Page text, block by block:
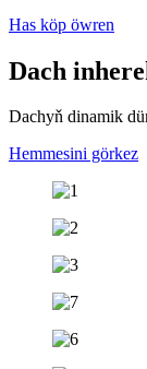
Has köp öwren
Dach in
Dachyň dinamik
Hemmesini görkez